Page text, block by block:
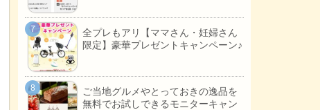
全プレもアリ【ママさん・妊婦さん
限定】豪華プレゼントキャンペーン♪
ご当地グルメやとっておきの逸品を
無料でお試しできるモニターキャン